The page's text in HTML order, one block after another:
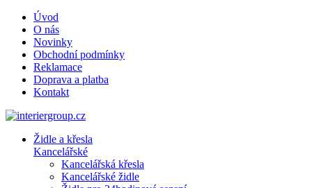
Úvod
O nás
Novinky
Obchodní podmínky
Reklamace
Doprava a platba
Kontakt
Židle a křesla
Kancelářské
Kancelářská křesla
Kancelářské židle